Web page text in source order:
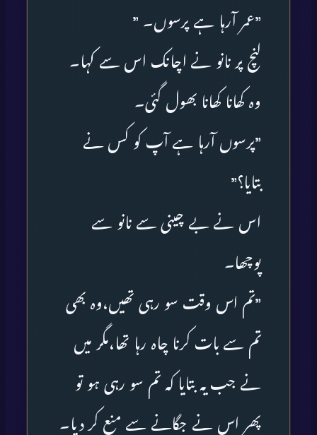
”عمر آرہا ہے پرسوں۔ ”
لنچ پر نانو نے اچانک اس سے کہا۔
وہ کھانا کھانا بھول گئی۔
”پرسوں آرہا ہے آپ کو کس نے
بتایا؟”
اس نے بے چینی سے نانو سے
پوچھا۔
”تم اس وقت سو رہی تھیں،وہ بھی
تم سے بات کرنا چاہ رہا تھا،مگر میں
نے جب یہ بتایا کہ تم سو رہی ہو تو
پھر اس نے جگانے سے منع کر دیا۔